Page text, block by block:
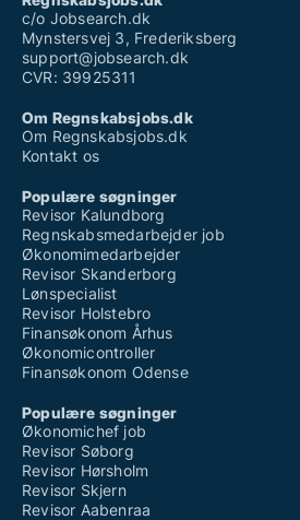
c/o Jobsearch.dk
Mynstersvej 3, Frederiksberg
support@jobsearch.dk
CVR: 39925311
Om Regnskabsjobs.dk
Om Regnskabsjobs.dk
Kontakt os
Populære søgninger
Revisor Kalundborg
Regnskabsmedarbejder job
Økonomimedarbejder
Revisor Skanderborg
Lønspecialist
Revisor Holstebro
Finansøkonom Århus
Økonomicontroller
Finansøkonom Odense
Populære søgninger
Økonomichef job
Revisor Søborg
Revisor Hørsholm
Revisor Skjern
Revisor Aabenraa